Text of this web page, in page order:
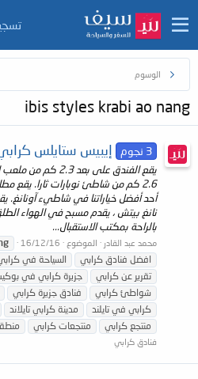
الوسوم
ibis styles krabi ao nang
3 نجوم إيبيس ستايلس
يقع الفندق على
نانغ بيتش ، يقدم مسبح في الهواء
بالراحة بمكتب الاستقبال...
محمد عبد القادر الموضوع 16/12/16
افضل فنادق كرابي
السياحة في
تقرير عن كرابي
جزيرة كرابي في
شواطئ كرابي
فنادق جزيرة كرابي
كرابي في تايلند
مدينة كرابي تايلاند
منتجع كرابي
منتجعات كرابي
فنادق كرابي